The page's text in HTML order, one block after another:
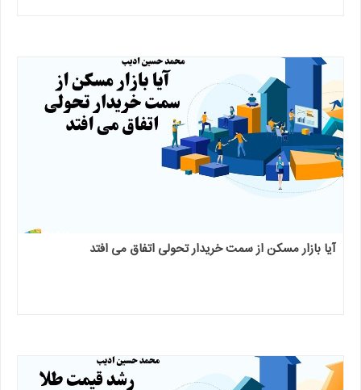
آیا بازار مسکن از سمت خریدار تحولی اتفاق می افتد